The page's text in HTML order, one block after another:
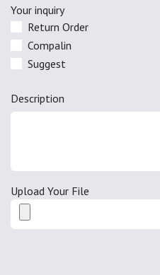
Your inquiry
Return Order
Compalin
Suggest
Description
Upload Your File